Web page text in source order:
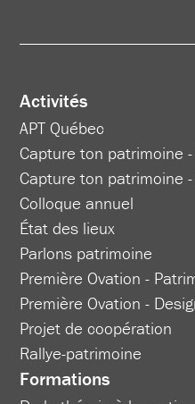
Activités
APT Québec
Capture ton patrimoine
Capture ton patrimoine
Colloque annuel
État des lieux
Parlons patrimoine
Première Ovation -
Première Ovation -
Projet de coopération
Rallye-patrimoine
Formations